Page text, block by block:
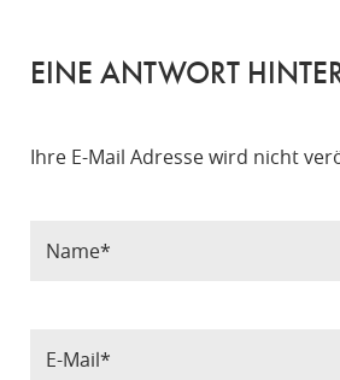
EINE ANTWORT
Ihre E-Mail Adresse wird nicht